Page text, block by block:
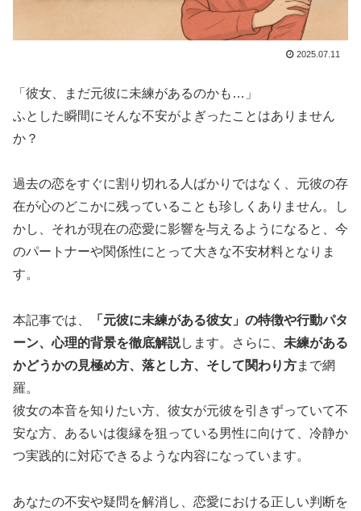
2025.07.11
「彼女、まだ元彼に未練があるのかも…」
ふとした瞬間にそんな不安がよぎったことはありません
か？
過去の恋をすぐに割り切れる人ばかりではなく、元彼の存
在が心のどこかに残っていることも珍しくありません。し
かし、それが現在の恋愛に影響を与えるようになると、今
のパートナーや関係性にとって大きな不安材料となりま
す。
本記事では、
「元彼に未練がある彼女」の特徴や行動パタ
ーン、心理的背景を徹底解説します。さらに、 未練がある
かどうかの見極め方、落とし方、そして関わり方まで網
羅。
彼女の本音を知りたい方、彼女が元彼を引きずっていて不
安な方、あるいは復縁を狙っている男性に向けて、冷静か
つ実践的に対応できるような内容になっています。
あなたの不安や疑問を解消し、恋愛における正しい判断を